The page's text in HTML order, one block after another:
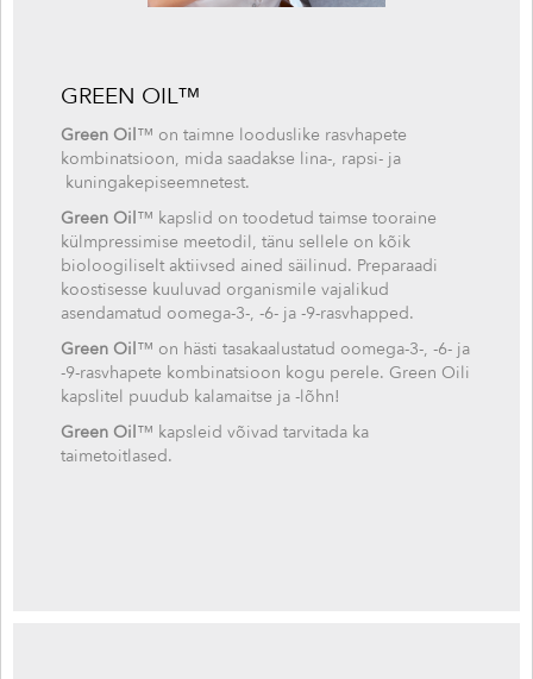
GREEN OIL™
Green Oil™ on taimne looduslike rasvhapete
kombinatsioon, mida saadakse lina-, rapsi- ja
kuningakepiseemnetest.
Green Oil™ kapslid on toodetud taimse tooraine
külmpressimise meetodil, tänu sellele on kõik
bioloogiliselt aktiivsed ained säilinud. Preparaadi
koostisesse kuuluvad organismile vajalikud
asendamatud oomega-3-, -6- ja -9-rasvhapped.
Green Oil™ on hästi tasakaalustatud oomega-3-, -6- ja
-9-rasvhapete kombinatsioon kogu perele. Green Oili
kapslitel puudub kalamaitse ja -lõhn!
Green Oil™ kapsleid võivad tarvitada ka
taimetoitlased.